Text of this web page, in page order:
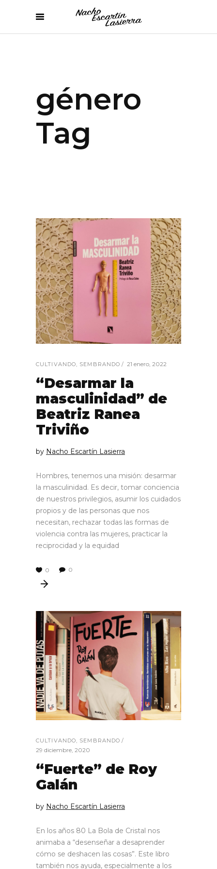
género
Tag
CULTIVANDO SEMBRANDO 21 enero, 2022
“Desarmar la
masculinidad” de
Beatriz Ranea
Triviño
by Nacho Escartín Lasierra
Hombres, tenemos una misión: desarmar
la masculinidad. Es decir, tomar conciencia
de nuestros privilegios, asumir los cuidados
propios y de las personas que nos
necesitan, rechazar todas las formas de
violencia contra las mujeres, practicar la
reciprocidad y la equidad
0 0
CULTIVANDO, SEMBRANDO
29 diciembre, 2020
“Fuerte” de Roy
Galán
by Nacho Escartín Lasierra
En los años 80 La Bola de Cristal nos
animaba a “desenseñar a desaprender
cómo se deshacen las cosas”. Este libro
también nos ayuda, especialmente a los